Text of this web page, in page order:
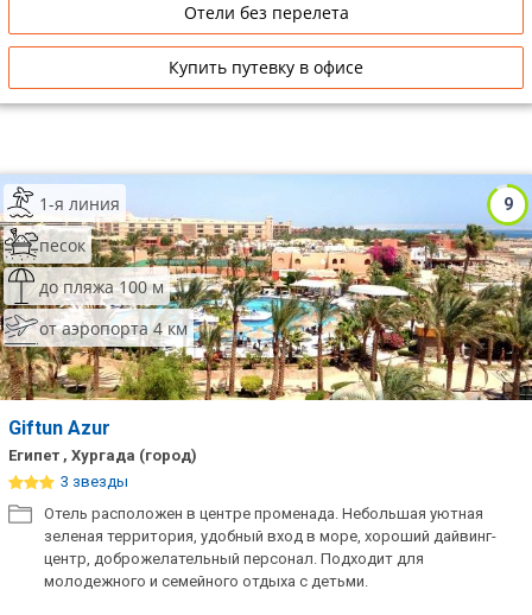
Отели без перелета
Купить путевку в офисе
9
1-я линия
песок
до пляжа 100 м
от аэропорта 4 км
Giftun Azur
Египет , Хургада (город)
3 звезды
Отель расположен в центре променада. Небольшая уютная
зеленая территория, удобный вход в море, хороший дайвинг-
центр, доброжелательный персонал. Подходит для
молодежного и семейного отдыха с детьми.